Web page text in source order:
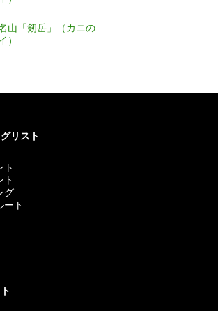
山「剱岳」（カニの
）
リスト
ト
ト
グ
ート